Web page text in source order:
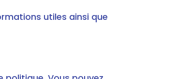
utiles ainsi que